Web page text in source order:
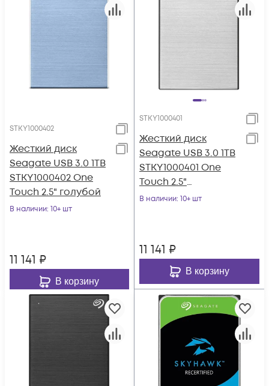
STKY1000402
Жесткий диск
Seagate USB 3.0 1TB
STKY1000402 One
Touch 2.5" голубой
В наличии: 10+ шт
11 141 ₽
В корзину
STKY1000401
Жесткий диск
Seagate USB 3.0 1TB
STKY1000401 One
Touch 2.5"
серебристый
В наличии: 10+ шт
11 141 ₽
В корзину